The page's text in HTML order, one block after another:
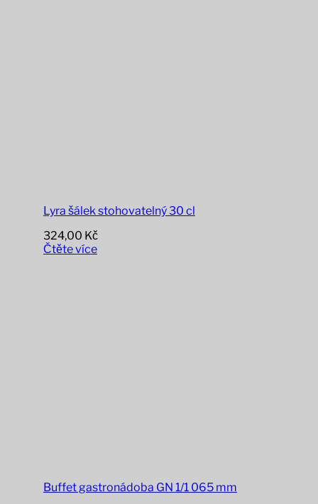
Lyra šálek stohovatelný 30 cl
324,00 Kč
Čtěte více
Buffet gastronádoba GN 1/1 065 mm